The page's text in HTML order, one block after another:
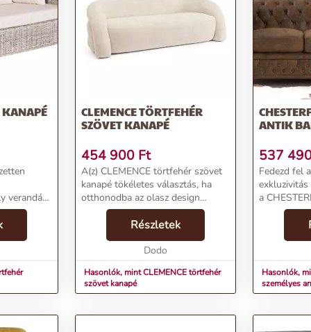
KANAPÉ
verandád
a
CLEMENCE TÖRTFEHÉR
SZÖVET KANAPÉ
454 900 Ft
A(z) CLEMENCE törtfehér szövet
kanapé tökéletes választás, ha
otthonodba az olasz design
eleganciáját és prémium
hangulatát szeretnéd
becsempészni. Letisztult
formavilága és igényes kialakítása
Részletek
Dodo
Hasonlók, mint CLEMENCE törtfehér
szövet kanapé
ANTIK
537
Fedezd fel
a
kanapén!
követi a
korokon
Hasonlók,
személyes